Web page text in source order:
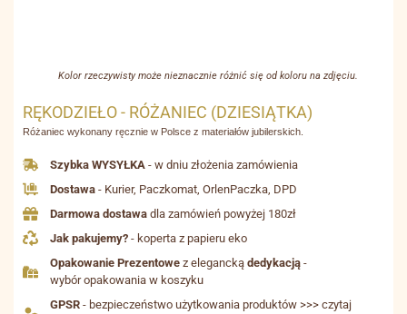
Kolor rzeczywisty może nieznacznie różnić się od koloru na zdjęciu.
RĘKODZIEŁO - RÓŻANIEC (DZIESIĄTKA)
Różaniec wykonany ręcznie w Polsce z materiałów jubilerskich.
Szybka WYSYŁKA - w dniu złożenia zamówienia
Dostawa - Kurier, Paczkomat, OrlenPaczka, DPD
Darmowa dostawa dla zamówień powyżej 180zł
Jak pakujemy? - koperta z papieru eko
Opakowanie Prezentowe z eleganckądedykacją -
wybór opakowania w koszyku
GPSR - bezpieczeństwo użytkowania produktów >>> czytaj